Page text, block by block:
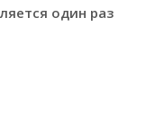
один раз